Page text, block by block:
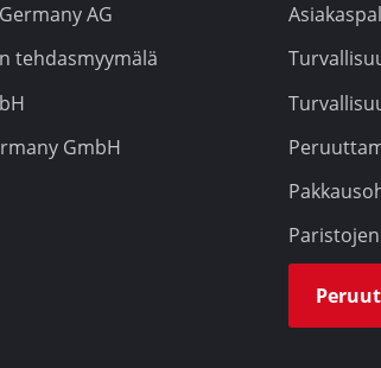
AG
tehdasmyymälä
GmbH